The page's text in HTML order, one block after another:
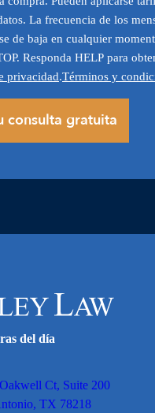
La frecuencia de los
de baja en cualquier
Responda HELP para
privacidad.Términos y
del día
Ct, Suite 200
TX 78218